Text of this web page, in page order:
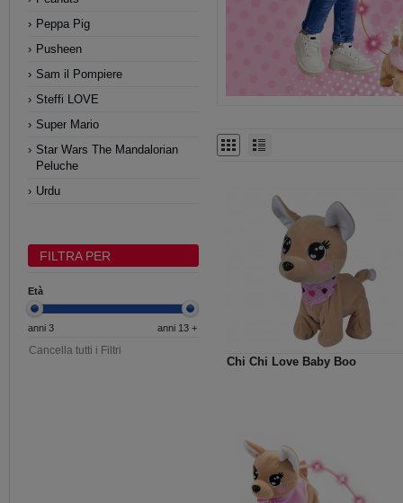
Peppa Pig
Pusheen
Sam il Pompiere
Steffi LOVE
Super Mario
Star Wars The Mandalorian
Peluche
Urdu
FILTRA PER
Età
anni 3 anni 13 +
Cancella tutti i Filtri
Chi Chi Love Baby Boo